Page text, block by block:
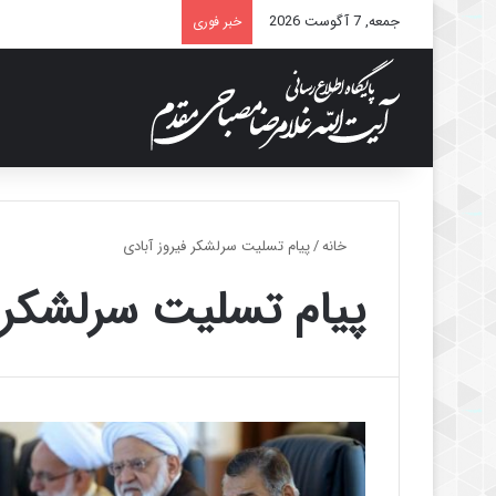
جمعه, 7 آگوست 2026 خبر فوری
خانه/پیام تسلیت سرلشکر فیروز آبادی
پیام تسلیت سرلشکر